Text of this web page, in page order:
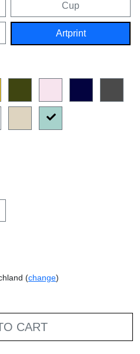
Cup
Artprint
(change)
CART